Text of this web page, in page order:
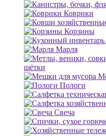
Коврики
Корзины
Марля
щётки
Пологи
Свеча